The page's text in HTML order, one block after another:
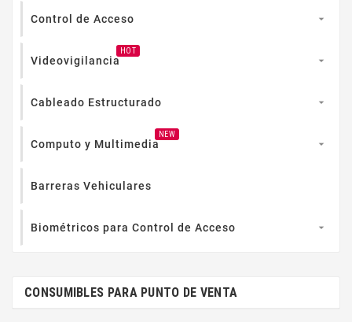
Control de Acceso 
Videovigilancia
HOT

Cableado Estructurado 
Computo y Multimedia
NEW

Barreras Vehiculares
Biométricos para Control de Acceso 
CONSUMIBLES PARA PUNTO DE VENTA